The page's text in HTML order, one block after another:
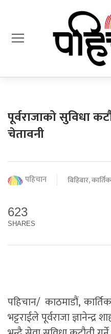
पूर्वराजाको सुविधा
चेतावनी
पहिचान बिहिबार,
623
SHARES
पहिचान/ काठमाडौं,
भट्टराईले पूर्वराजा